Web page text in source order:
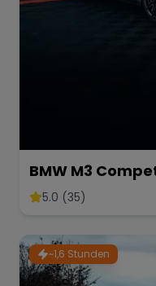
BMW M3
5.0 (35)
~1,6 Stunden